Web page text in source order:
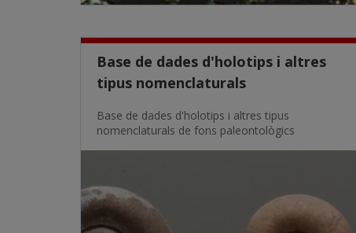
Base de dades d'holotips i altres
tipus nomenclaturals
Base de dades d'holotips i altres tipus
nomenclaturals de fons paleontològics